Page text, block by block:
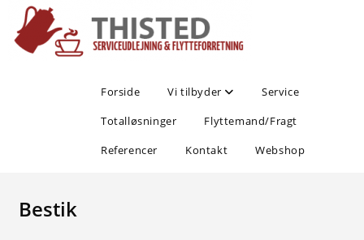
Forside Vi tilbyder
Service
Totalløsninger
Flyttemand/Fragt
Referencer
Kontakt Webshop
Bestik